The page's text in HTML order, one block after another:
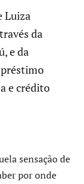
Luiza
da
e da
e crédito
sensação de
por onde